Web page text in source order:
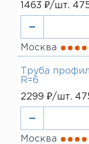
1463 ₽/шт.
Москва
Труба
R=6
2299 ₽/шт.
Москва